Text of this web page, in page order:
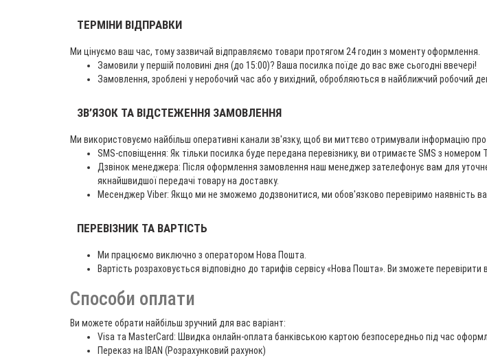
ТЕРМІНИ ВІДПРАВКИ
Ми цінуємо ваш час, тому зазвичай відправляємо товари протягом 24 годин з моменту оформлення.
Замовили у першій половині дня (до 15:00)? Ваша посилка поїде до вас вже сьогодні ввечері!
Замовлення, зроблені у неробочий час або у вихідний, обробляються в найближчий робочий
ЗВ’ЯЗОК ТА ВІДСТЕЖЕННЯ ЗАМОВЛЕННЯ
Ми використовуємо найбільш оперативні канали зв'язку, щоб ви миттєво отримували інформацію
SMS-сповіщення: Як тільки посилка буде передана перевізнику, ви отримаєте SMS з номером
Дзвінок менеджера: Після оформлення замовлення наш менеджер зателефонує вам для
якнайшвидшої передачі товару на доставку.
Месенджер Viber: Якщо ми не зможемо додзвонитися, ми обов'язково перевіримо наявність
ПЕРЕВІЗНИК ТА ВАРТІСТЬ
Ми працюємо виключно з оператором Нова Пошта.
Вартість розраховується відповідно до тарифів сервісу «Нова Пошта». Ви зможете
Способи оплати
Ви можете обрати найбільш зручний для вас варіант:
Visa та MasterCard: Швидка онлайн-оплата банківською картою безпосередньо під час
Переказ на IBAN (Розрахунковий рахунок)